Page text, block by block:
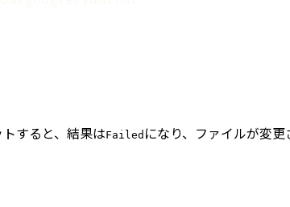
すると、結果はFailed になり、ファイルが変更